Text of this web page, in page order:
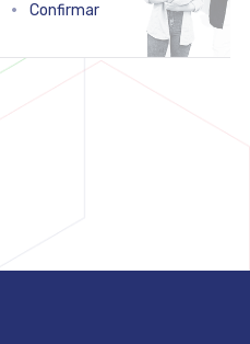
Confirmar